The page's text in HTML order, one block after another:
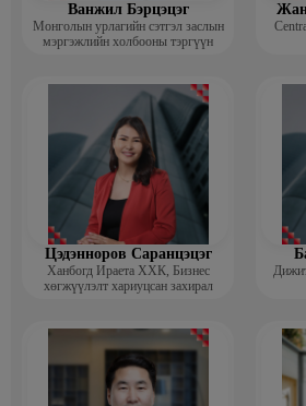
Ванжил Бэрцэцэг
Монголын урлагийн сэтгэл заслын
мэргэжлийн холбооны тэргүүн
Цэдэнноров Саранцэцэг
Ханбогд Ираета ХХК, Бизнес
хөгжүүлэлт хариуцсан захирал